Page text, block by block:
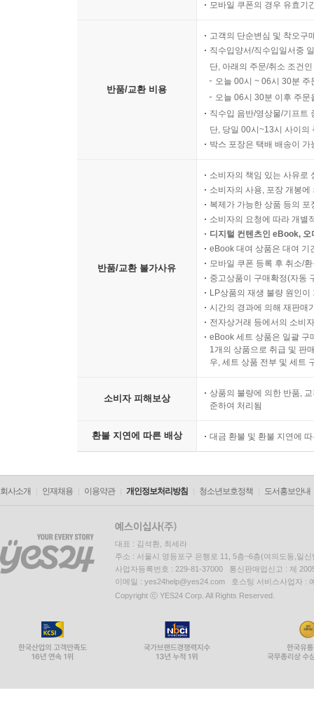
모바일 쿠폰의 경우 유효기
반품/교환 비용
고객의 단순변심 및 착오구
직수입양서/직수입일서중
단, 아래의 주문/취소 조건
오늘 00시 ~ 06시 30분
오늘 06시 30분 이후 주
직수입 음반/영상물/기프트
단, 당일 00시~13시 사이의
박스 포장은 택배 배송이
반품/교환 불가사유
소비자의 책임 있는 사유로
소비자의 사용, 포장 개봉
복제가 가능한 상품 등의
소비자의 요청에 따라 개별
디지털 컨텐츠인 eBook,
eBook 대여 상품은 대여 기
모바일 쿠폰 등록 후 취소/
중고상품이 구매확정(자동
LP상품의 재생 불량 원인
시간의 경과에 의해 재판매
전자상거래 등에서의 소비
eBook 세트 상품은 일괄 구
1개의 상품으로 취급 및 판
우, 세트 상품 전부 및 세트
소비자 피해보상
상품의 불량에 의한 반품,
준하여 처리됨
환불 지연에 따른 배상 대금 환불 및 환불 지연에
회사소개 인재채용 이용약관 개인정보처리방침 청소년보호정책 도서홍보안내
대표 : 김석환, 최세라
주소 : 서울시 영등포구 은행로 11, 5층~6층(여의도동,일신
사업자등록번호 : 229-81-37000 통신판매업신고 : 제
이메일 : yes24help@yes24.com 호스팅 서비스사업자 :
Copyright ⓒ YES24 Corp. All Rights Reserved.